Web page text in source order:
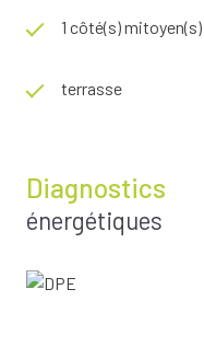
1 côté(s) mitoyen(s)
terrasse
Diagnostics
énergétiques